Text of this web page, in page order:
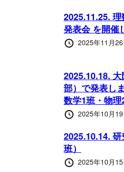
日
2025.11.25.
発表会 を開催
投
2025年11月26
2025.10.18.
部）で発表し
数学1班・物理
投
日
2025年10月19
2025.10.14.
班）
投
2025年10月15